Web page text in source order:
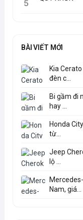
5
BÀI VIẾT MỚI
Kia
đèn c...
Bi gầm đi
hay ...
Honda
từ...
Jeep
lộ ...
Nam, giá...